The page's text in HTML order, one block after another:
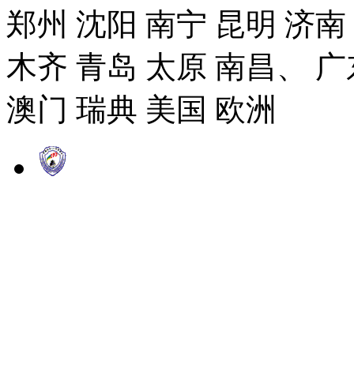
郑州 沈阳 南宁 昆明 济
木齐 青岛 太原 南昌、
澳门 瑞典 美国 欧洲